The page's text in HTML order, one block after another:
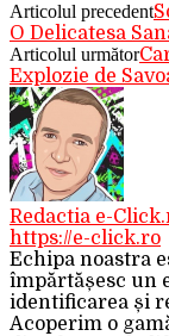
Articolul precedent
O Delicatesa
Articolul următor
Explozie de
Redactia e-
https://e-click.ro
Echipa noastra
împărtășesc un
identificarea și
Acoperim o